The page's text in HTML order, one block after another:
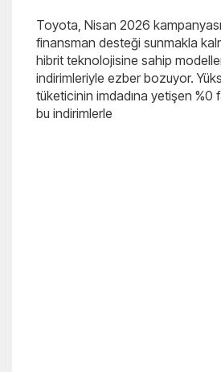
Toyota, Nisan 2026
finansman desteği sunmakla
hibrit teknolojisine sahip
indirimleriyle ezber bozuyor.
tüketicinin imdadına yetişen %0
bu indirimlerle